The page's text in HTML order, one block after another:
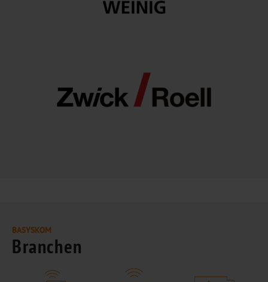
BASYSKOM
Branchen